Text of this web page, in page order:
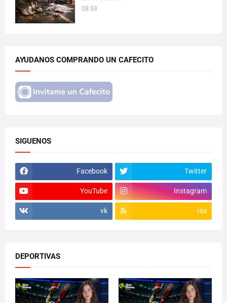
08:33
AYUDANOS COMPRANDO UN CAFECITO
SIGUENOS
Facebook Twitter
YouTube Instagram
vk rss
DEPORTIVAS